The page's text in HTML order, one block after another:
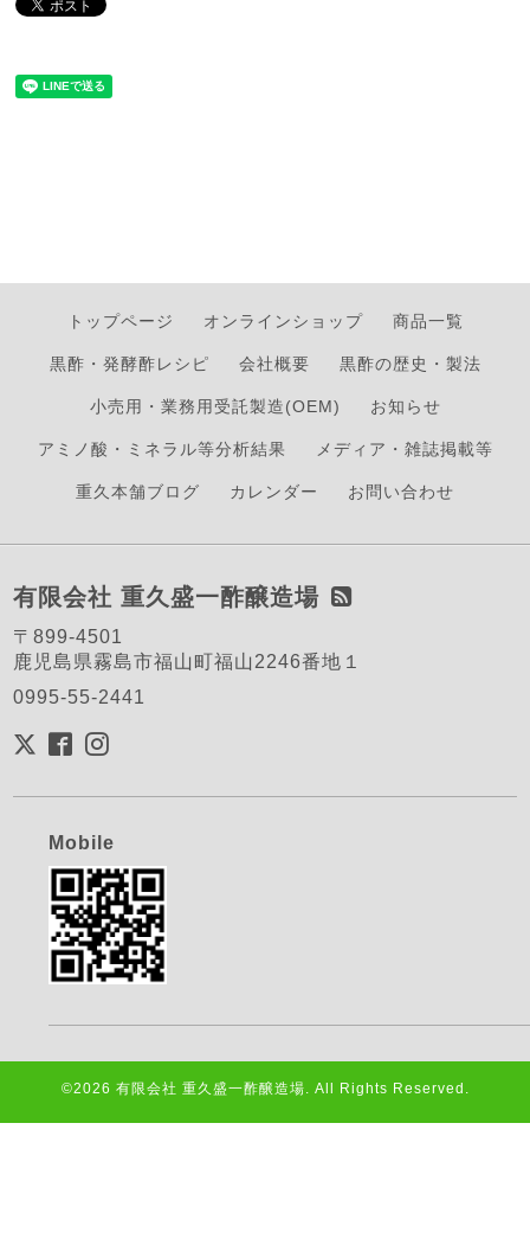
トップページ オンラインショップ 商品一覧
黒酢・発酵酢レシピ 会社概要 黒酢の歴史・製法
小売用・業務用受託製造(OEM) お知らせ
アミノ酸・ミネラル等分析結果 メディア・雑誌掲載等
重久本舗ブログ カレンダー お問い合わせ
有限会社 重久盛一酢醸造場
〒899-4501
鹿児島県霧島市福山町福山2246番地１
0995-55-2441
Mobile
©2026 有限会社 重久盛一酢醸造場. All Rights Reserved.